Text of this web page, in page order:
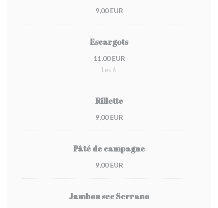
9,00 EUR
Escargots
11,00 EUR
Les 6
Rillette
9,00 EUR
Pâté de campagne
9,00 EUR
Jambon sec Serrano